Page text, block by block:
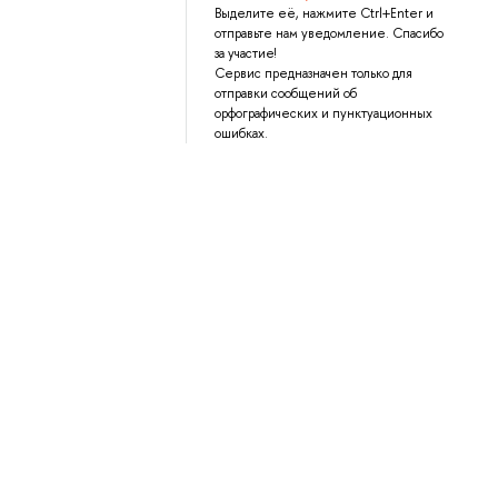
Выделите её, нажмите Ctrl+Enter и
отправьте нам уведомление. Спасибо
за участие!
Сервис предназначен только для
отправки сообщений об
орфографических и пунктуационных
ошибках.